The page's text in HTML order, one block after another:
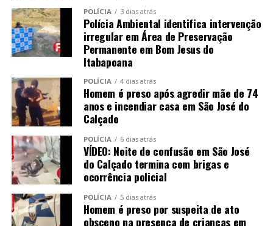
POLÍCIA 3 dias atrás
Polícia Ambiental identifica intervenção
irregular em Área de Preservação
Permanente em Bom Jesus do
Itabapoana
POLÍCIA 4 dias atrás
Homem é preso após agredir mãe de 74
anos e incendiar casa em São José do
Calçado
POLÍCIA 6 dias atrás
VÍDEO: Noite de confusão em São José
do Calçado termina com brigas e
ocorrência policial
POLÍCIA 5 dias atrás
Homem é preso por suspeita de ato
obsceno na presença de crianças em